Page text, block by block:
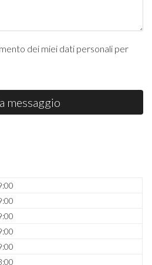
dei miei dati personali per
messaggio